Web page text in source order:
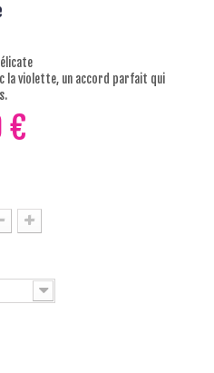
la violette, un accord parfait qui
€